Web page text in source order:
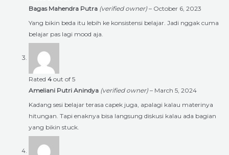
Bagas Mahendra Putra (verified owner) – October 6, 2023
Yang bikin beda itu lebih ke konsistensi belajar. Jadi nggak cuma
belajar pas lagi mood aja.
Rated 4 out of 5
Ameliani Putri Anindya (verified owner) – March 5, 2024
Kadang sesi belajar terasa capek juga, apalagi kalau materinya
hitungan. Tapi enaknya bisa langsung diskusi kalau ada bagian
yang bikin stuck.